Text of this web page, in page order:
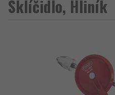
Sklíčidlo, Hliník